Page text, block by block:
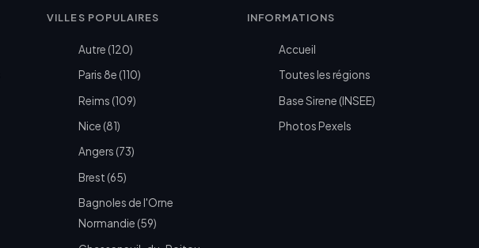
VILLES POPULAIRES
Autre (120)
Paris 8e (110)
Reims (109)
Nice (81)
Angers (73)
Brest (65)
Bagnoles de l'Orne
Normandie (59)
INFORMATIONS
Accueil
Toutes les régions
Base Sirene (INSEE)
Photos Pexels